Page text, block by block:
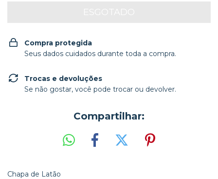
Compra protegida
Seus dados cuidados durante toda a compra.
Trocas e devoluções
Se não gostar, você pode trocar ou devolver.
Compartilhar:
Chapa de Latão